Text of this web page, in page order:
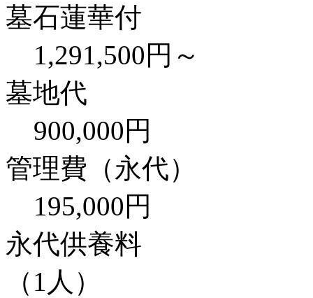
墓石蓮華付
1,291,500円～
墓地代
900,000円
管理費（永代）
195,000円
永代供養料
（1人）